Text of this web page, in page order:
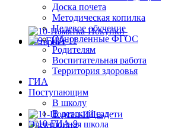
Доска почета
Методическая копилка
Целевое обучение
Обновленные ФГОС
Родителям
Воспитательная работа
Территория здоровья
ГИА
Поступающим
В школу
В детский сад
Электронная школа